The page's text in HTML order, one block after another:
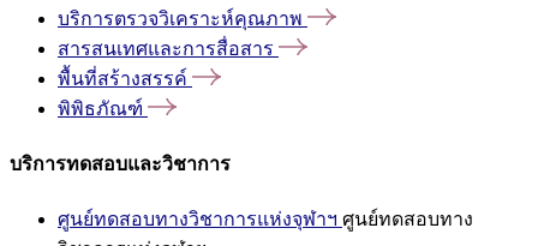
บริการตรวจวิเคราะห์คุณภาพ
สารสนเทศและการสื่อสาร
พื้นที่สร้างสรรค์
พิพิธภัณฑ์
บริการทดสอบและวิชาการ
ศูนย์ทดสอบทางวิชาการแห่งจุฬาฯ ศูนย์ทดสอบทาง